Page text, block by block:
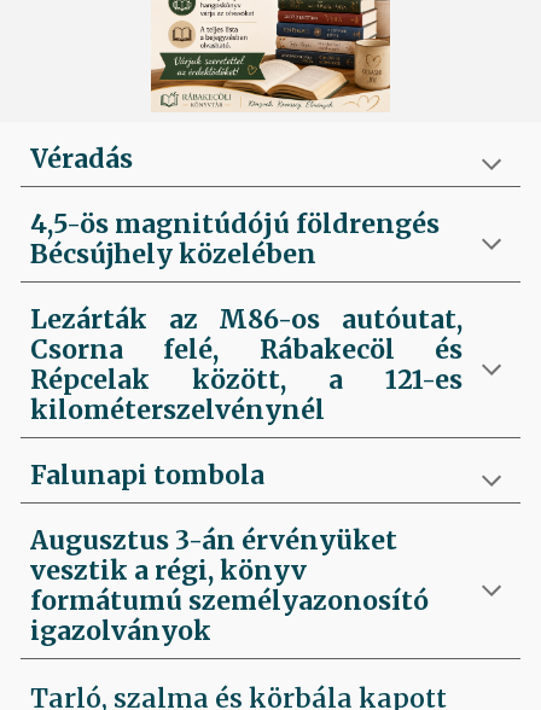
Véradás
4,5-ös magnitúdójú földrengés
Bécsújhely közelében
Lezárták az M86-os autóutat,
Csorna felé, Rábakecöl és
Répcelak között, a 121-es
kilométerszelvénynél
Falunapi tombola
Augusztus 3-án érvényüket
vesztik a régi, könyv
formátumú személyazonosító
igazolványok
Tarló, szalma és körbála kapott